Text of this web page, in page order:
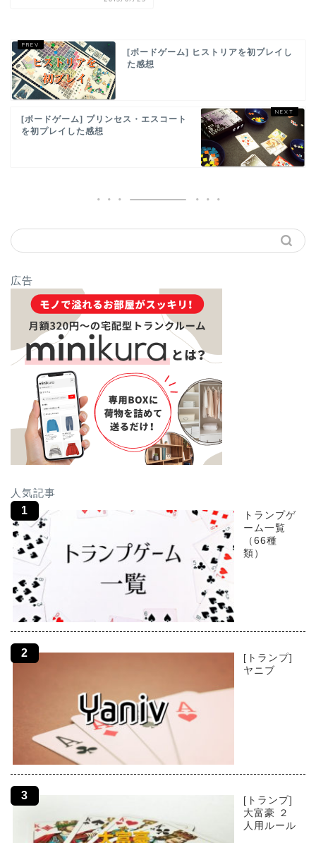
[ボードゲーム] ヒストリアを初プレイし
た感想
[ボードゲーム] プリンセス・エスコート
を初プレイした感想
広告
人気記事
トランプゲ
ーム一覧
（66種
類）
[トランプ]
ヤニブ
[トランプ]
大富豪 ２
人用ルール